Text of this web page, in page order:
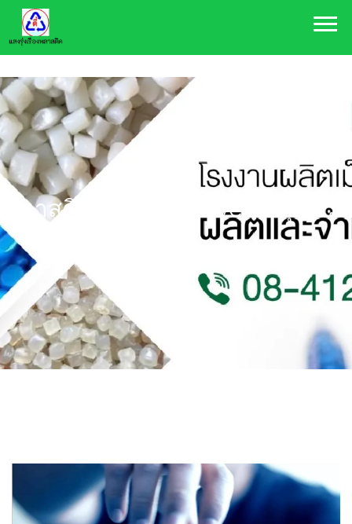
084-120-9888
พลาสติกสู่ Normal Live ในทุกช่วง